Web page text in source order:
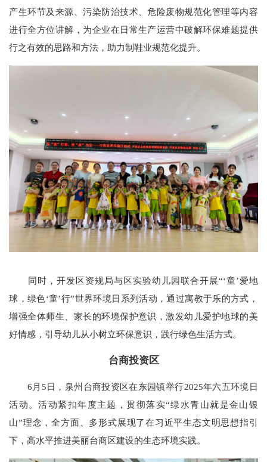
产生环节及来源、污染防治技术、危险废物规范化管理等内容
进行全方位讲解，为企业在日常生产运营中破解环保难题提供
行之有效的思路和方法，助力制鞋业规范化提升。
同时，开发区资规局与区实验幼儿园联合开展“‘童’爱地
球，绿色‘童’行”世界环境日系列活动，通过寓教于乐的方式，
增强全体师生、家长的环境保护意识，激发幼儿爱护地球的美
好情感，引导幼儿从小树立环保意识，践行绿色生活方式。
台商投资区
6月5日，泉州台商投资区在东园镇举行2025年六五环境日
活动。活动紧扣年度主题，贯彻落实“绿水青山就是金山银
山”理念，全方面、多形式展现了在习近平生态文明思想指引
下，高水平推进美丽台商区建设的生态环境实践。